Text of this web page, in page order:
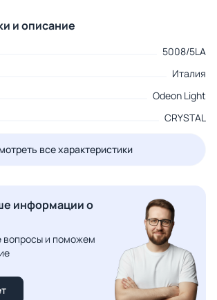
и описание
5008/5LA
Италия
Odeon Light
CRYSTAL
все характеристики
информации о
вопросы и поможем